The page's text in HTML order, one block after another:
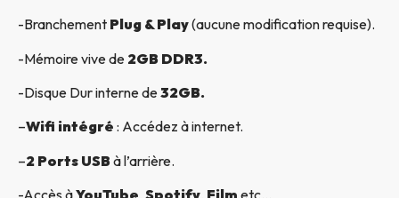
-Branchement Plug & Play(aucune modification requise).
-Mémoire vive de 2GB DDR3.
-Disque Dur interne de32GB.
–Wifi intégré : Accédez à internet.
–2 Ports USBà l’arrière.